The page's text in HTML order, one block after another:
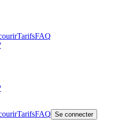
TarifsFAQ
TarifsFAQ Se connecter